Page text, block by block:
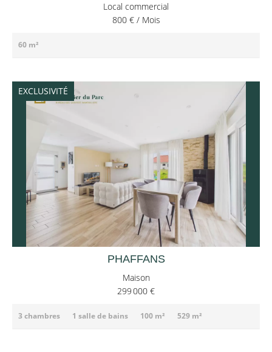
Local commercial
800 € / Mois
60 m²
PHAFFANS
Maison
299 000 €
3 chambres 1 salle de bains 100 m² 529 m²
EXCLUSIVITÉ